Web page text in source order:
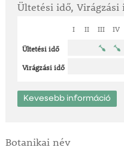
Ültetési idő, Virágzási
I II III IV
Ültetési idő
Virágzási idő
Kevesebb információ
Botanikai név